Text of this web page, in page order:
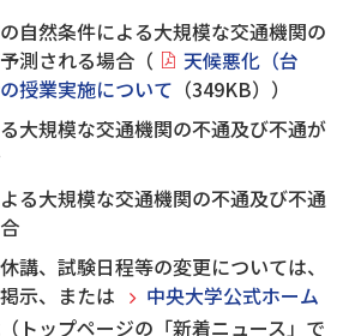
自然条件による大規模な交通機関の
測される場合（
天候悪化（台
授業実施について （349KB））
大規模な交通機関の不通及び不通が
る大規模な交通機関の不通及び不通
講、試験日程等の変更については、
示、または
中央大学公式ホーム
トップページの「新着ニュース」で